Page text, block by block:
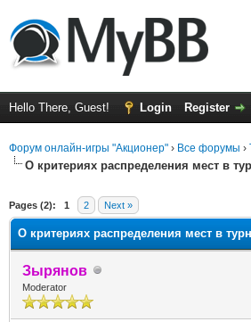
Hello There, Guest! Login Register
Форум онлайн-игры "Акционер" › Все форумы ›
О критериях распределения мест в
Pages (2): 1 2 Next »
О критериях распределения мест в
Зырянов
Moderator